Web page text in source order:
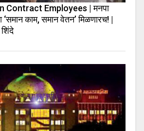
Contract Employees | मनपा
‘समान काम, समान वेतन’ मिळणारच! |